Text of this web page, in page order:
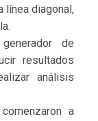
línea diagonal,
de
resultados
análisis
a